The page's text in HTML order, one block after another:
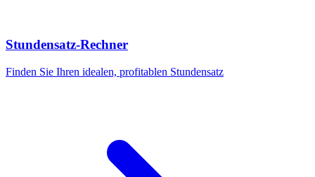
Stundensatz-Rechner
Finden Sie Ihren idealen, profitablen Stundensatz